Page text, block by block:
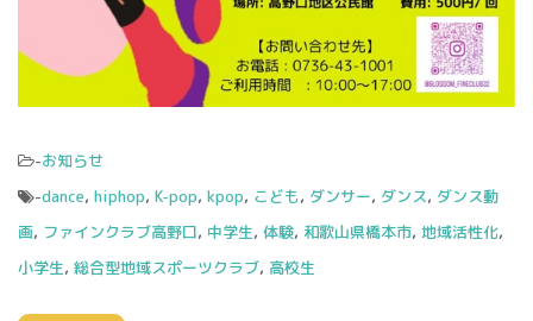
-お知らせ
-dance, hiphop, K-pop, kpop, こども, ダンサー, ダンス, ダンス動
画, ファインクラブ高野口, 中学生, 体験, 和歌山県橋本市, 地域活性化,
小学生, 総合型地域スポーツクラブ, 高校生